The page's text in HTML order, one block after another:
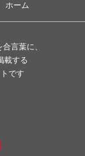
ホーム
言葉に、
載する
です